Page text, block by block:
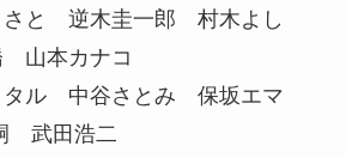
と 逆木圭一郎 村木よし
山本カナコ
タル 中谷さとみ 保坂エマ
武田浩二